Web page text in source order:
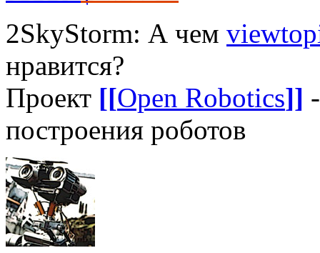
2SkyStorm: А чем
нравится?
Проект [[Open Robotics]]
построения роботов